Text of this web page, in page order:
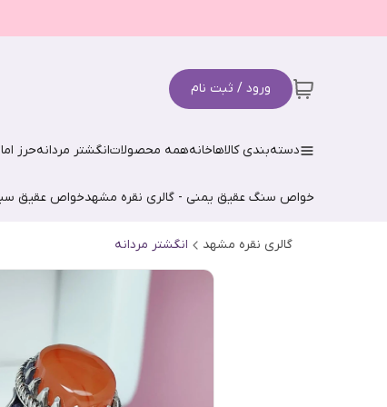
ورود / ثبت نام
دسته‌بندی کالاهاخانههمه محصولاتانگشتر مردانهحرز
خواص سنگ عقیق یمنی - گالری نقره مشهدخواص عقیق
گالری نقره مشهد انگشتر مردانه